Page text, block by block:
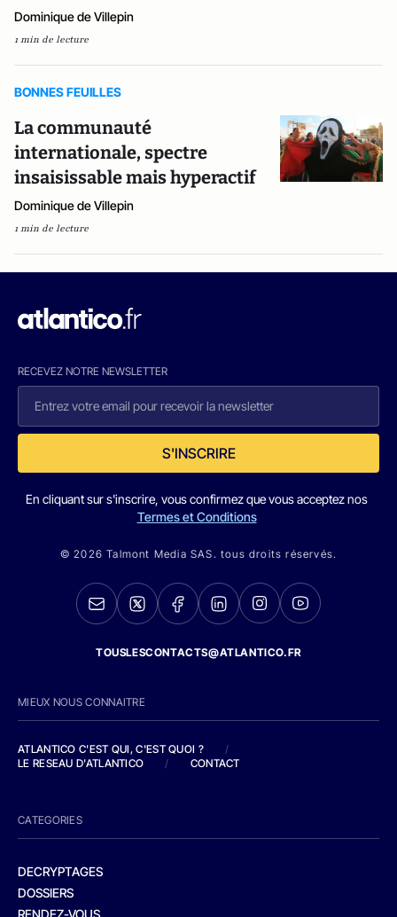
Dominique de Villepin
1 min de lecture
BONNES FEUILLES
La communauté
internationale, spectre
insaisissable mais hyperactif
Dominique de Villepin
1 min de lecture
RECEVEZ NOTRE NEWSLETTER
S'INSCRIRE
En cliquant sur s'inscrire, vous confirmez que vous acceptez nos
Termes et Conditions
© 2026 Talmont Media SAS. tous droits réservés.
TOUSLESCONTACTS@ATLANTICO.FR
MIEUX NOUS CONNAITRE
ATLANTICO C'EST QUI, C'EST QUOI ?
/
LE RESEAU D'ATLANTICO
/ CONTACT
CATEGORIES
DECRYPTAGES
DOSSIERS
RENDEZ-VOUS